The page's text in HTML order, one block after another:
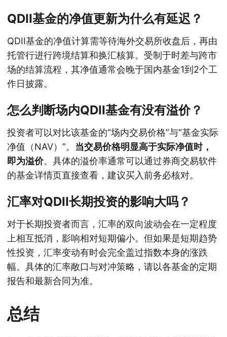
QDII基金的净值更新为什么有延迟？
QDII基金的净值计算需等待海外交易所收盘后，再由
托管行进行跨境结算和换汇核算。受制于时差与跨市
场的结算流程，其净值通常会晚于国内基金1到2个工
作日披露。
怎么判断场内QDII基金有没有溢价？
投资者可以对比该基金的“场内交易价格”与“基金实际
净值（NAV）”。 当交易价格明显高于实际净值时，
即为溢价。具体的溢价率通常可以通过券商交易软件
的基金详情页直接查看，建议买入前务必核对。
汇率对QDII长期投资的影响大吗？
对于长期投资者而言，汇率的双向波动会在一定程度
上相互抵消，影响相对短期偏小。但如果是短期趋势
性投资，汇率变动有时会完全盖过指数本身的涨跌
幅。具体的汇率敞口与对冲策略，请以各基金的定期
报告和最新合同为准。
总结